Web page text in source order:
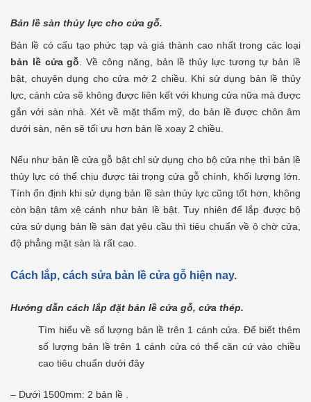
Bản lề sàn thủy lực cho cửa gỗ.
Bản lề có cấu tạo phức tạp và giá thành cao nhất trong các loại
bản lề cửa gỗ . Về công năng, bản lề thủy lực tương tự bản lề
bật, chuyên dụng cho cửa mở 2 chiều. Khi sử dụng bản lề thủy
lực, cánh cửa sẽ không được liên kết với khung cửa nữa mà được
gắn với sàn nhà. Xét về mặt thẩm mỹ, do bản lề được chôn âm
dưới sàn, nên sẽ tối ưu hơn bản lề xoay 2 chiều.
Nếu như bản lề cửa gỗ bật chỉ sử dụng cho bộ cửa nhẹ thì bản lề
thủy lực có thể chịu được tải trọng cửa gỗ chính, khối lượng lớn.
Tính ổn định khi sử dụng bản lề sàn thủy lực cũng tốt hơn, không
còn bận tâm xệ cánh như bản lề bật. Tuy nhiên để lắp được bộ
cửa sử dụng bản lề sàn đạt yêu cầu thì tiêu chuẩn về ô chờ cửa,
độ phẳng mặt sàn là rất cao.
Cách lắp, cách sửa bản lề cửa gỗ hiện nay.
Hướng dẫn cách lắp đặt bản lề cửa gỗ, cửa thép.
Tìm hiểu về số lượng bản lề trên 1 cánh cửa. Để biết thêm
số lượng bản lề trên 1 cánh cửa có thể căn cứ vào chiều
cao tiêu chuẩn dưới đây
– Dưới 1500mm: 2 bản lề .